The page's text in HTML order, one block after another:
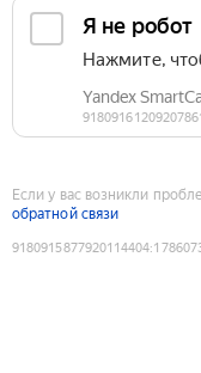
Если у вас возникли
обратной связи
9180915877920114404: